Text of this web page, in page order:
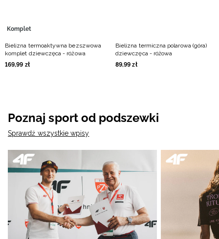
Komplet
Bielizna termoaktywna bezszwowa
komplet dziewczęca - różowa
169,99 zł
Bielizna termiczna polarowa (góra)
dziewczęca - różowa
89,99 zł
Poznaj sport od podszewki
Sprawdź wszystkie wpisy